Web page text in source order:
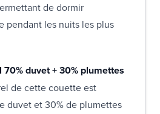
de dormir
pendant les nuits les plus
duvet + 30% plumettes
de cette couette est
duvet et 30% de plumettes